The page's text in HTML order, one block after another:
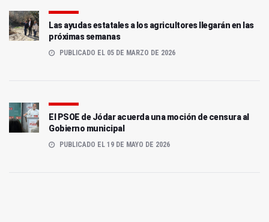
Las ayudas estatales a los agricultores llegarán en las
próximas semanas
PUBLICADO EL 05 DE MARZO DE 2026
El PSOE de Jódar acuerda una moción de censura al
Gobierno municipal
PUBLICADO EL 19 DE MAYO DE 2026